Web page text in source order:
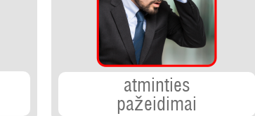
atminties
pažeidimai